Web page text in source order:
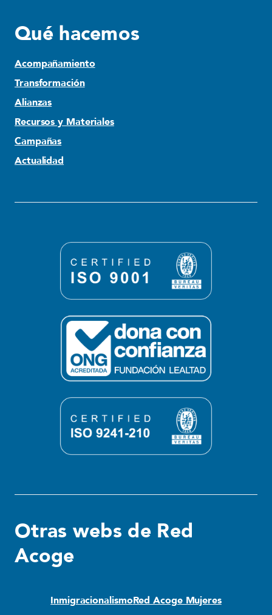
Qué hacemos
Acompañamiento
Transformación
Alianzas
Recursos y Materiales
Campañas
Actualidad
Otras webs de Red
Acoge
InmigracionalismoRed Acoge Mujeres